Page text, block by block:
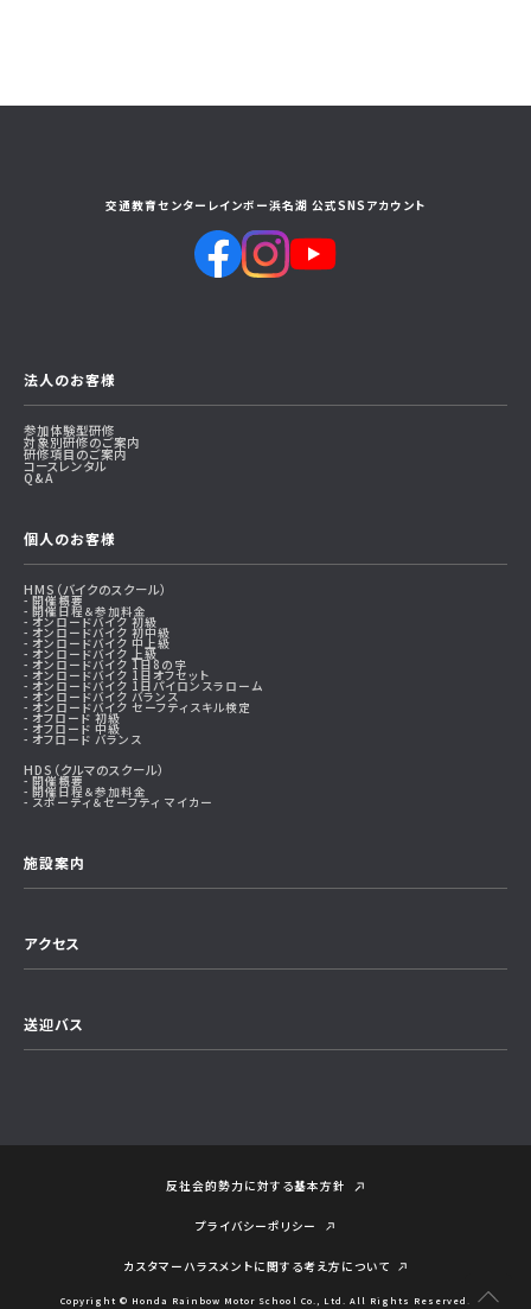
交通教育センターレインボー浜名湖 公式SNSアカウント
法人のお客様
参加体験型研修
対象別研修のご案内
研修項目のご案内
コースレンタル
Q&A
個人のお客様
HMS（バイクのスクール）
開催概要
開催日程＆参加料金
オンロードバイク 初級
オンロードバイク 初中級
オンロードバイク 中上級
オンロードバイク 上級
オンロードバイク 1日8の字
オンロードバイク 1日オフセット
オンロードバイク 1日パイロンスラローム
オンロードバイク バランス
オンロードバイク セーフティスキル検定
オフロード 初級
オフロード 中級
オフロード バランス
HDS（クルマのスクール）
開催概要
開催日程＆参加料金
スポーティ＆セーフティ マイカー
施設案内
アクセス
送迎バス
Copyright © Honda Rainbow Motor School Co., Ltd. All Rights Reserved.
反社会的勢力に対する基本方針
プライバシーポリシー
カスタマーハラスメントに関する考え⽅について